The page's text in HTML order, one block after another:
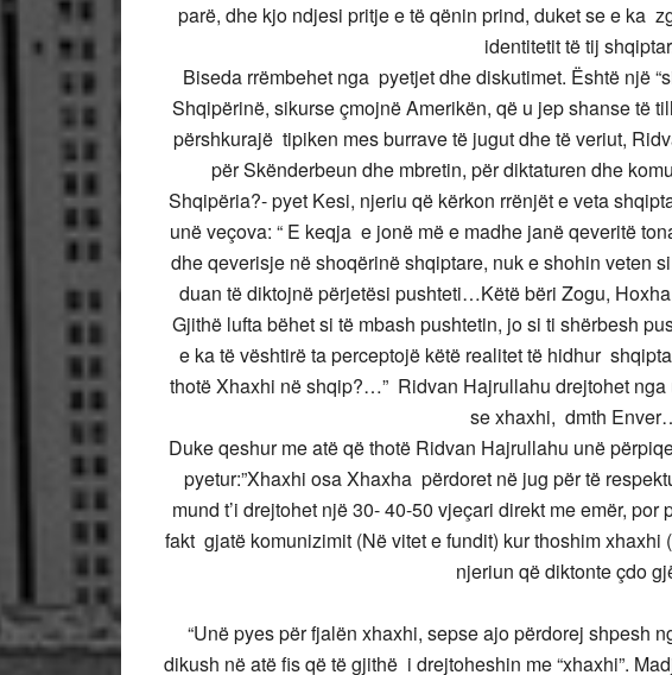
parë, dhe kjo ndjesi pritje e të qënin prind, duket se e ka
identitetit të tij
Biseda rrëmbehet nga pyetjet dhe diskutimet. Është një
Shqipërinë, sikurse çmojnë Amerikën, që u jep shanse të
përshkurajë tipiken mes burrave të jugut dhe të veriut,
për Skënderbeun dhe mbretin, për diktaturen dhe
Shqipëria?- pyet Kesi, njeriu që kërkon rrënjët e veta
unë veçova: “ E keqja e jonë më e madhe janë qeveritë
dhe qeverisje në shoqërinë shqiptare, nuk e shohin veten
duan të diktojnë përjetësi pushteti…Këtë bëri Zogu,
Gjithë lufta bëhet si të mbash pushtetin, jo si ti shërbesh
e ka të vështirë ta perceptojë këtë realitet të hidhur
thotë Xhaxhi në shqip?…” Ridvan Hajrullahu drejtohet nga
se xhaxhi, dmth
Duke qeshur me atë që thotë Ridvan Hajrullahu unë
pyetur:”Xhaxhi osa Xhaxha përdoret në jug për të
mund t’i drejtohet një 30- 40-50 vjeçari direkt me emër, por
fakt gjatë komunizimit (Në vitet e fundit) kur thoshim
njeriun që diktonte çdo
“Unë pyes për fjalën xhaxhi, sepse ajo përdorej shpesh
dikush në atë fis që të gjithë i drejtoheshin me “xhaxhi”.